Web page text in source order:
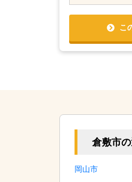
こ
倉敷市
岡山市